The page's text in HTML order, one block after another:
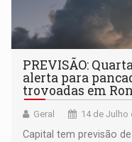
PREVISÃO:
alerta para
trovoadas em
Geral 14 de Julho
Capital tem previsão